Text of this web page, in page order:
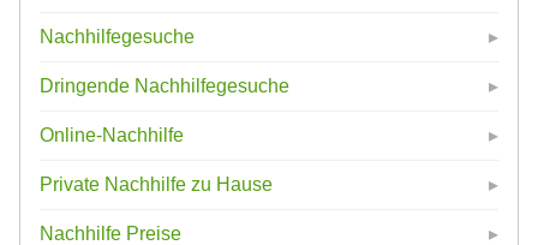
Nachhilfegesuche
Dringende Nachhilfegesuche
Online-Nachhilfe
Private Nachhilfe zu Hause
Nachhilfe Preise